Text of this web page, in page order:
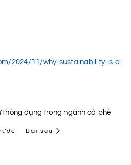
2024/11/why-sustainability-is-a-
thông dụng trong ngành cà phê
Bài sau